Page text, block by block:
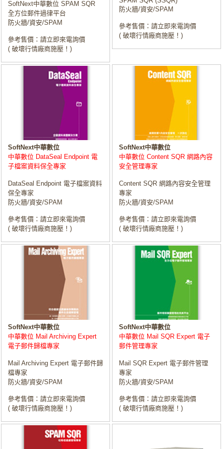
SoftNext中華數位 SPAM SQR
全方位郵件過律平台
防火牆/資安/SPAM
參考售價：請立即來電詢價
( 破壞行情廠商施壓！)
防火牆/資安/SPAM
參考售價：請立即來電詢價
( 破壞行情廠商施壓！)
SoftNext中華數位
中華數位 DataSeal Endpoint 電
子檔案資料保全專家
DataSeal Endpoint 電子檔案資料
保全專家
防火牆/資安/SPAM
參考售價：請立即來電詢價
( 破壞行情廠商施壓！)
SoftNext中華數位
中華數位 Content SQR 網路內容
安全管理專家
Content SQR 網路內容安全管理
專家
防火牆/資安/SPAM
參考售價：請立即來電詢價
( 破壞行情廠商施壓！)
SoftNext中華數位
中華數位 Mail Archiving Expert
電子郵件歸檔專家
Mail Archiving Expert 電子郵件歸
檔專家
防火牆/資安/SPAM
參考售價：請立即來電詢價
( 破壞行情廠商施壓！)
SoftNext中華數位
中華數位 Mail SQR Expert 電子
郵件管理專家
Mail SQR Expert 電子郵件管理
專家
防火牆/資安/SPAM
參考售價：請立即來電詢價
( 破壞行情廠商施壓！)